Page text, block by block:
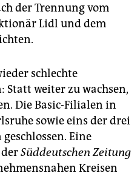
der Trennung vom
Lidl und dem
schlechte
weiter zu wachsen,
Die Basic-Filialen in
sowie eins der drei
Eine
Süddeutschen Zeitung
Kreisen